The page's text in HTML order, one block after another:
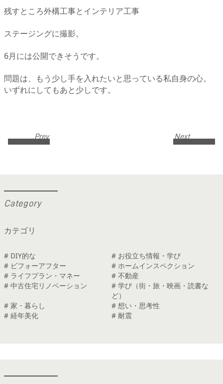
残すところ外構工事とインテリア工事
ステージングに撮影。
6月には公開できそうです。
問題は、もう少し手を入れたいと思っている私自身の心。
いずれにしてもあと少しです。
Prev Next
Category
カテゴリ
# DIY的な
# お役立ち情報・学び
# ビフォーアフター
# ホームインスペクション
# ライフプラン・マネー
# 不動産
# 中古住宅リノベーション
# 学び（街・旅・映画・読書な
ど）
# 家・暮らし
# 想い・思考性
# 経年美化
# 耐震